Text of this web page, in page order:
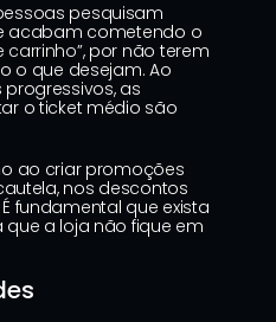
pesquisam
acabam cometendo o
carrinho”, por não terem
o que desejam. Ao
as
o ticket médio são
ao criar promoções
nos descontos
fundamental que exista
a loja não fique em